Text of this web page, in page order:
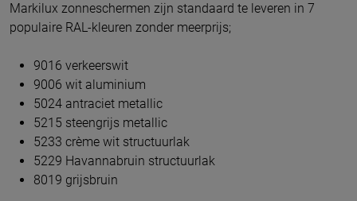
Markilux zonneschermen zijn standaard te leveren in 7
populaire RAL-kleuren zonder meerprijs;
9016 verkeerswit
9006 wit aluminium
5024 antraciet metallic
5215 steengrijs metallic
5233 crème wit structuurlak
5229 Havannabruin structuurlak
8019 grijsbruin